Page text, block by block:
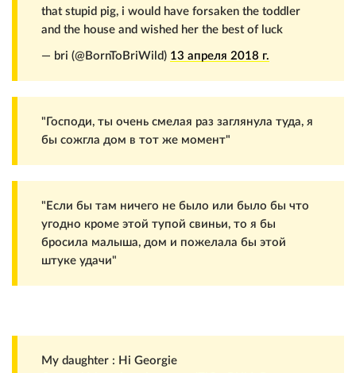
that stupid pig, i would have forsaken the toddler
and the house and wished her the best of luck
— bri (@BornToBriWild) 13 апреля 2018 г.
"Господи, ты очень смелая раз заглянула туда, я
бы сожгла дом в тот же момент"
"Если бы там ничего не было или было бы что
угодно кроме этой тупой свиньи, то я бы
бросила малыша, дом и пожелала бы этой
штуке удачи"
My daughter : Hi Georgie